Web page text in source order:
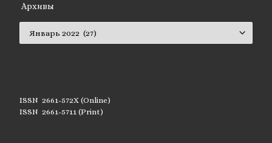
Архивы
ISSN 2661-572X (Online)
ISSN 2661-5711 (Print)